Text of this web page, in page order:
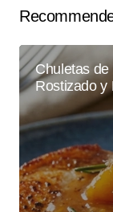
Chuletas
Rostizado y